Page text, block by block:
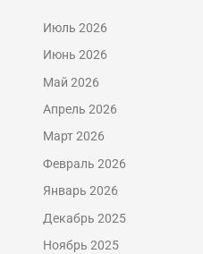
Июль 2026
Июнь 2026
Май 2026
Апрель 2026
Март 2026
Февраль 2026
Январь 2026
Декабрь 2025
Ноябрь 2025